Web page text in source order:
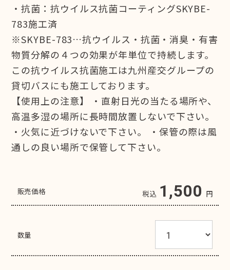
・抗菌：抗ウイルス抗菌コーティングSKYBE-
783施工済
※SKYBE-783…抗ウイルス・抗菌・消臭・有害
物質分解の４つの効果が年単位で持続します。
この抗ウイルス抗菌施工は九州産交グループの
貸切バスにも施工しております。
【使用上の注意】 ・直射日光の当たる場所や、
高温多湿の場所に長時間放置しないで下さい。
・火気に近づけないで下さい。 ・保管の際は風
通しの良い場所で保管して下さい。
販売価格 税込 1,500 円
数量